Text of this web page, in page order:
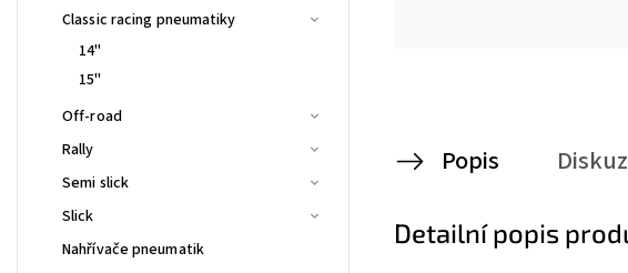
Classic racing pneumatiky
14"
15"
Off-road
Rally
Semi slick
Slick
Nahřívače pneumatik
Popis
Detailní popis